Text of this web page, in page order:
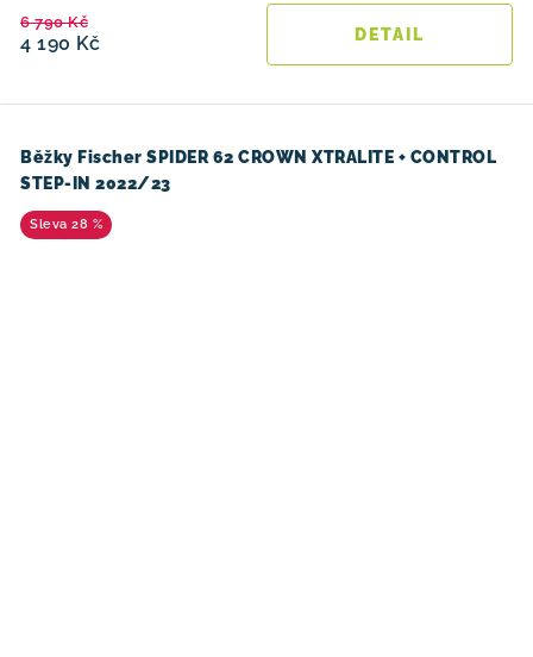
4 190 Kč
6 790 Kč
Běžky Fischer SPIDER 62 CROWN XTRALITE + CONTROL
STEP-IN 2022/23
28 %